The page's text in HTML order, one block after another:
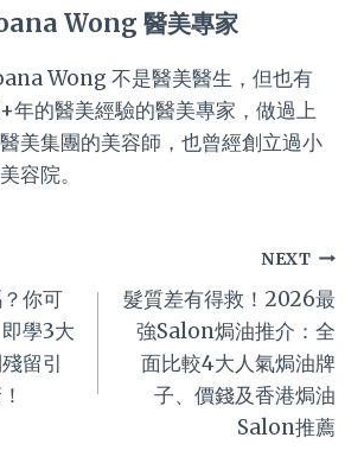
Wong 醫美專家
Wong 不是醫美醫生，但也有
年的醫美經驗的醫美專家，做過上
美集團的美容師，也曾經創立過小
容院。
你可
學3大
留引
NEXT
髮質差有得救！2026最
強Salon焗油推介：全
面比較4大人氣焗油牌
子、價錢及香港焗油
Salon推薦